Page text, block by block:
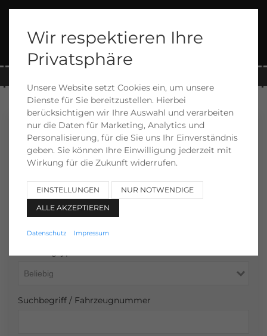
Menü
Suchen
Hersteller
Modell
Suchbegriff / Fahrzeugnummer
Wir respektieren Ihre
Privatsphäre
Unsere Website setzt Cookies ein, um unsere
Dienste für Sie bereitzustellen. Hierbei
berücksichtigen wir Ihre Auswahl und verarbeiten
nur die Daten für Marketing, Analytics und
Personalisierung, für die Sie uns Ihr Einverständnis
geben. Sie können Ihre Einwilligung jederzeit mit
Wirkung für die Zukunft widerrufen.
EINSTELLUNGEN
NUR NOTWENDIGE
ALLE AKZEPTIEREN
Datenschutz Impressum